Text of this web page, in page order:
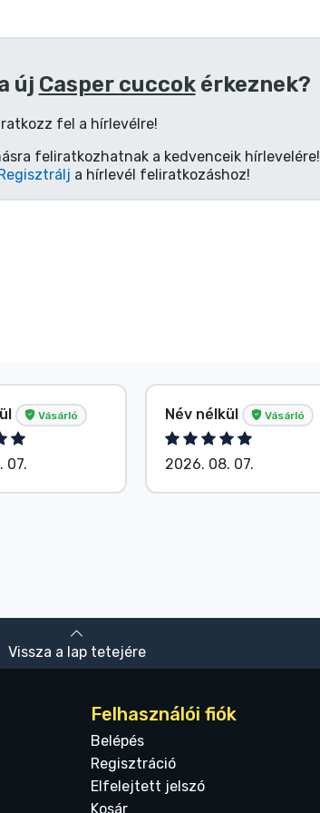
új Casper cuccokérkeznek?
Iratkozz fel a hírlevélre!
feliratkozhatnak a kedvenceik hírlevelére!
Regisztrálj a hírlevél feliratkozáshoz!
Vásárló
07.
Név nélkül Vásárló
2026. 08. 07.
Vissza a lap tetejére
Felhasználói fiók
Belépés
Regisztráció
Elfelejtett jelszó
Kosár